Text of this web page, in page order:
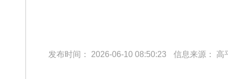
发布时间： 2026-06-10 08:50:23 信息来源： 高